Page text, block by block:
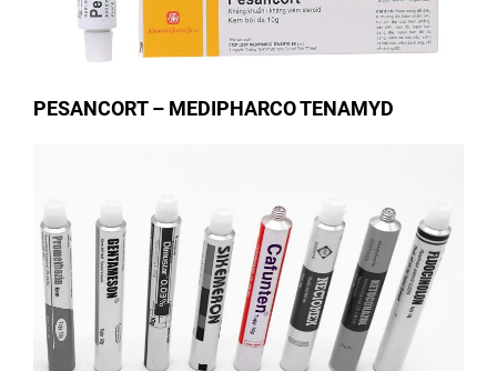
PESANCORT – MEDIPHARCO TENAMYD